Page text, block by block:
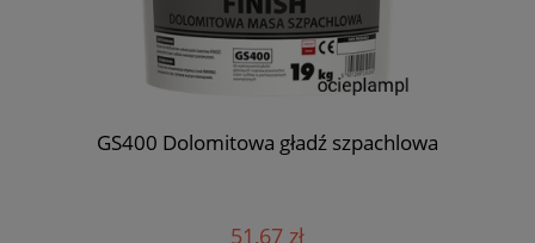
GS400 Dolomitowa gładź szpachlowa
51,67 zł